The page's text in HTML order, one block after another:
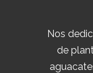
Nos
de